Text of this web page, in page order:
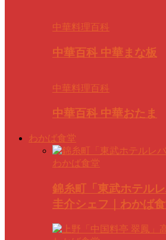
中華料理百科
中華百科 中華まな板
中華料理百科
中華百科 中華おたま
わかば食堂
わかば食堂
錦糸町「東武ホテル
圭介シェフ｜わかば